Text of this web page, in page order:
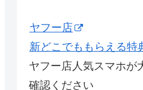
ヤフー店
新どこでももらえる特
ヤフー店人気スマホが
確認ください